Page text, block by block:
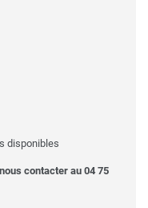
disponibles
contacter au 04 75